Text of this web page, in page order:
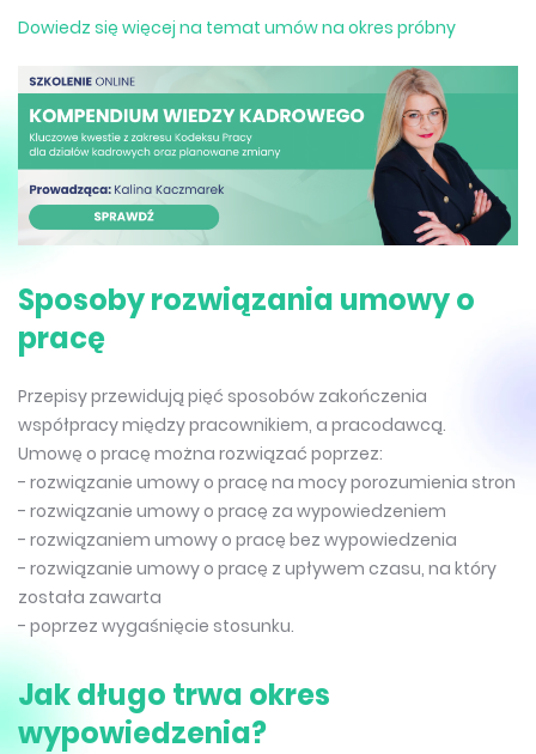
Dowiedz się więcej na temat umów na okres próbny
Sposoby rozwiązania umowy o
pracę
Przepisy przewidują pięć sposobów zakończenia
współpracy między pracownikiem, a pracodawcą.
Umowę o pracę można rozwiązać poprzez:
- rozwiązanie umowy o pracę na mocy porozumienia stron
- rozwiązanie umowy o pracę za wypowiedzeniem
- rozwiązaniem umowy o pracę bez wypowiedzenia
- rozwiązanie umowy o pracę z upływem czasu, na który
została zawarta
- poprzez wygaśnięcie stosunku.
Jak długo trwa okres
wypowiedzenia?